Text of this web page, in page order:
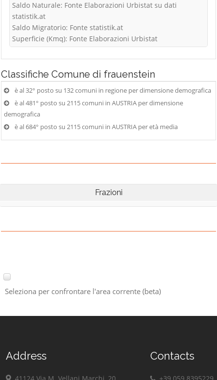
Saldo Naturale: Fonte Elaborazioni Urbistat su dati
statistik.at
Saldo Migratorio: Fonte statistik.at
Superficie (Kmq): Fonte Elaborazioni Urbistat
Classifiche Comune di frauenstein
è al 32° posto su 132 comuni in regione per dimensione demografica
è al 481° posto su 2115 comuni in AUSTRIA per dimensione
demografica
è al 684° posto su 2115 comuni in AUSTRIA per età media
Frazioni
Seleziona per confrontare l'area corrente (beta)
Address Contacts